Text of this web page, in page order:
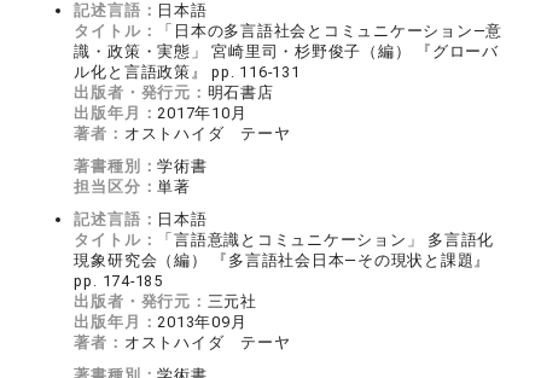
記述言語： 日本語
タイトル：
「日本の多言語社会とコミュニケーション―意
識・政策・実態」 宮崎里司・杉野俊子（編） 『グローバ
ル化と言語政策』 pp. 116-131
出版者・発行元： 明石書店
出版年月：2017年10月
著者： オストハイダ テーヤ
著書種別：学術書
担当区分：単著
記述言語： 日本語
タイトル：
「言語意識とコミュニケーション」 多言語化
現象研究会（編） 『多言語社会日本―その現状と課題』
pp. 174-185
出版者・発行元： 三元社
出版年月：2013年09月
著者： オストハイダ テーヤ